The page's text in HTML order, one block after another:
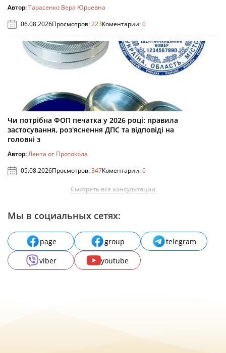
Автор:Тарасенко Вера Юрьевна
06.08.2026Просмотров:223Коментарии:0
Чи потрібна ФОП печатка у 2026 році: правила
застосування, роз'яснення ДПС та відповіді на
головні з
Автор:Лента от Протокола
05.08.2026Просмотров:347Коментарии:0
Смотреть все консультации
Мы в социальных сетях:
page group
telegram
viber
youtube